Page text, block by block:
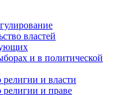
властей
и в политической
и власти
религии и праве